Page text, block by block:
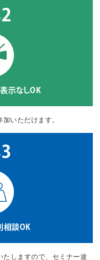
2
示なしOK
いただけます。
3
相談OK
しますので、セミナー途